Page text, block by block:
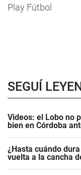
Play Fútbol
SEGUÍ
Videos: el Lobo no
bien en Córdoba
¿Hasta cuándo
vuelta a la cancha